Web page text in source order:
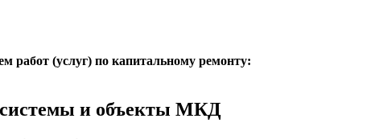
работ (услуг) по капитальному ремонту:
и объекты МКД